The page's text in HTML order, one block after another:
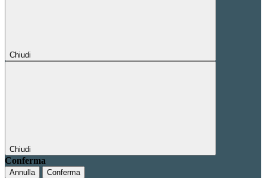
Chiudi
Chiudi
Conferma
Annulla Conferma